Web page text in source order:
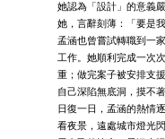
她認為「設計」的意義
她，言辭刻薄：「要是
孟涵也曾嘗試轉職到一
工作。她順利完成一次
重；做完案子被安排支
自己深陷無底洞，摸不
日復一日，孟涵的熱情
看夜景，遠處城市燈光